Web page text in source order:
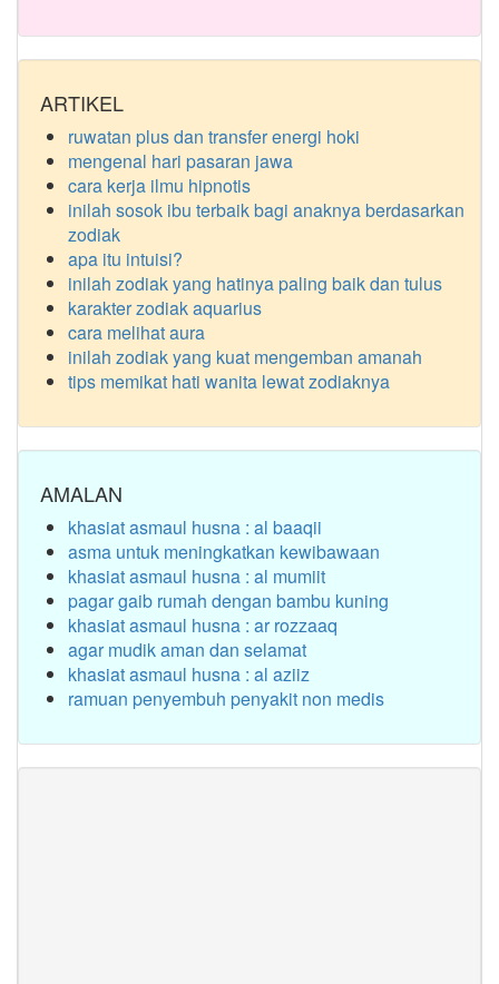
ARTIKEL
ruwatan plus dan transfer energi hoki
mengenal hari pasaran jawa
cara kerja ilmu hipnotis
inilah sosok ibu terbaik bagi anaknya berdasarkan
zodiak
apa itu intuisi?
inilah zodiak yang hatinya paling baik dan tulus
karakter zodiak aquarius
cara melihat aura
inilah zodiak yang kuat mengemban amanah
tips memikat hati wanita lewat zodiaknya
AMALAN
khasiat asmaul husna : al baaqii
asma untuk meningkatkan kewibawaan
khasiat asmaul husna : al mumiit
pagar gaib rumah dengan bambu kuning
khasiat asmaul husna : ar rozzaaq
agar mudik aman dan selamat
khasiat asmaul husna : al aziiz
ramuan penyembuh penyakit non medis